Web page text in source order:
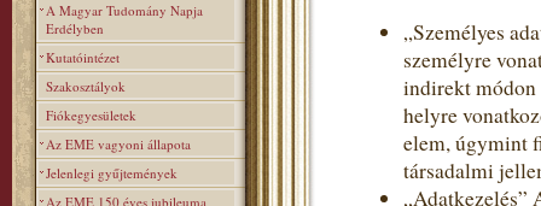
A Magyar Tudomány Napja
Erdélyben
Kutatóintézet
Szakosztályok
Fiókegyesületek
Az EME vagyoni állapota
Jelenlegi gyűjtemények
Az EME 150 éves jubileuma
„Személyes
személyre
indirekt módon
helyre
elem, úgymint
társadalmi
„Adatkezelés”